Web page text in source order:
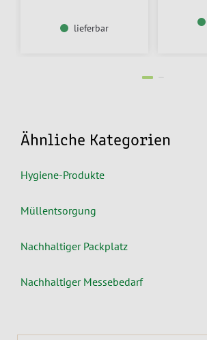
lieferbar
Ähnliche Kategorien
Hygiene-Produkte
Müllentsorgung
Nachhaltiger Packplatz
Nachhaltiger Messebedarf